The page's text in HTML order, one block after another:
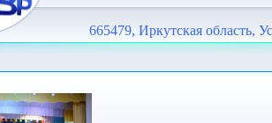
665479, Иркутская область,